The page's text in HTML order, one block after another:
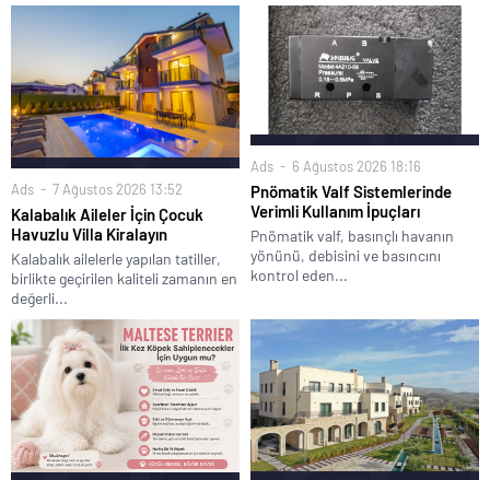
Ads 7 Ağustos 2026 13:52
Kalabalık Aileler İçin Çocuk
Havuzlu Villa Kiralayın
Kalabalık ailelerle yapılan tatiller,
birlikte geçirilen kaliteli zamanın en
değerli...
Ads 6 Ağustos 2026 18:16
Pnömatik Valf Sistemlerinde
Verimli Kullanım İpuçları
Pnömatik valf, basınçlı havanın
yönünü, debisini ve basıncını
kontrol eden...